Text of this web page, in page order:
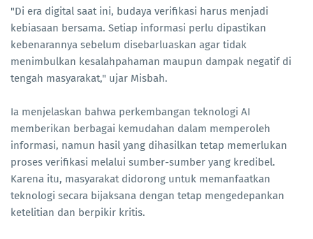
"Di era digital saat ini, budaya verifikasi harus menjadi
kebiasaan bersama. Setiap informasi perlu dipastikan
kebenarannya sebelum disebarluaskan agar tidak
menimbulkan kesalahpahaman maupun dampak negatif di
tengah masyarakat," ujar Misbah.
Ia menjelaskan bahwa perkembangan teknologi AI
memberikan berbagai kemudahan dalam memperoleh
informasi, namun hasil yang dihasilkan tetap memerlukan
proses verifikasi melalui sumber-sumber yang kredibel.
Karena itu, masyarakat didorong untuk memanfaatkan
teknologi secara bijaksana dengan tetap mengedepankan
ketelitian dan berpikir kritis.